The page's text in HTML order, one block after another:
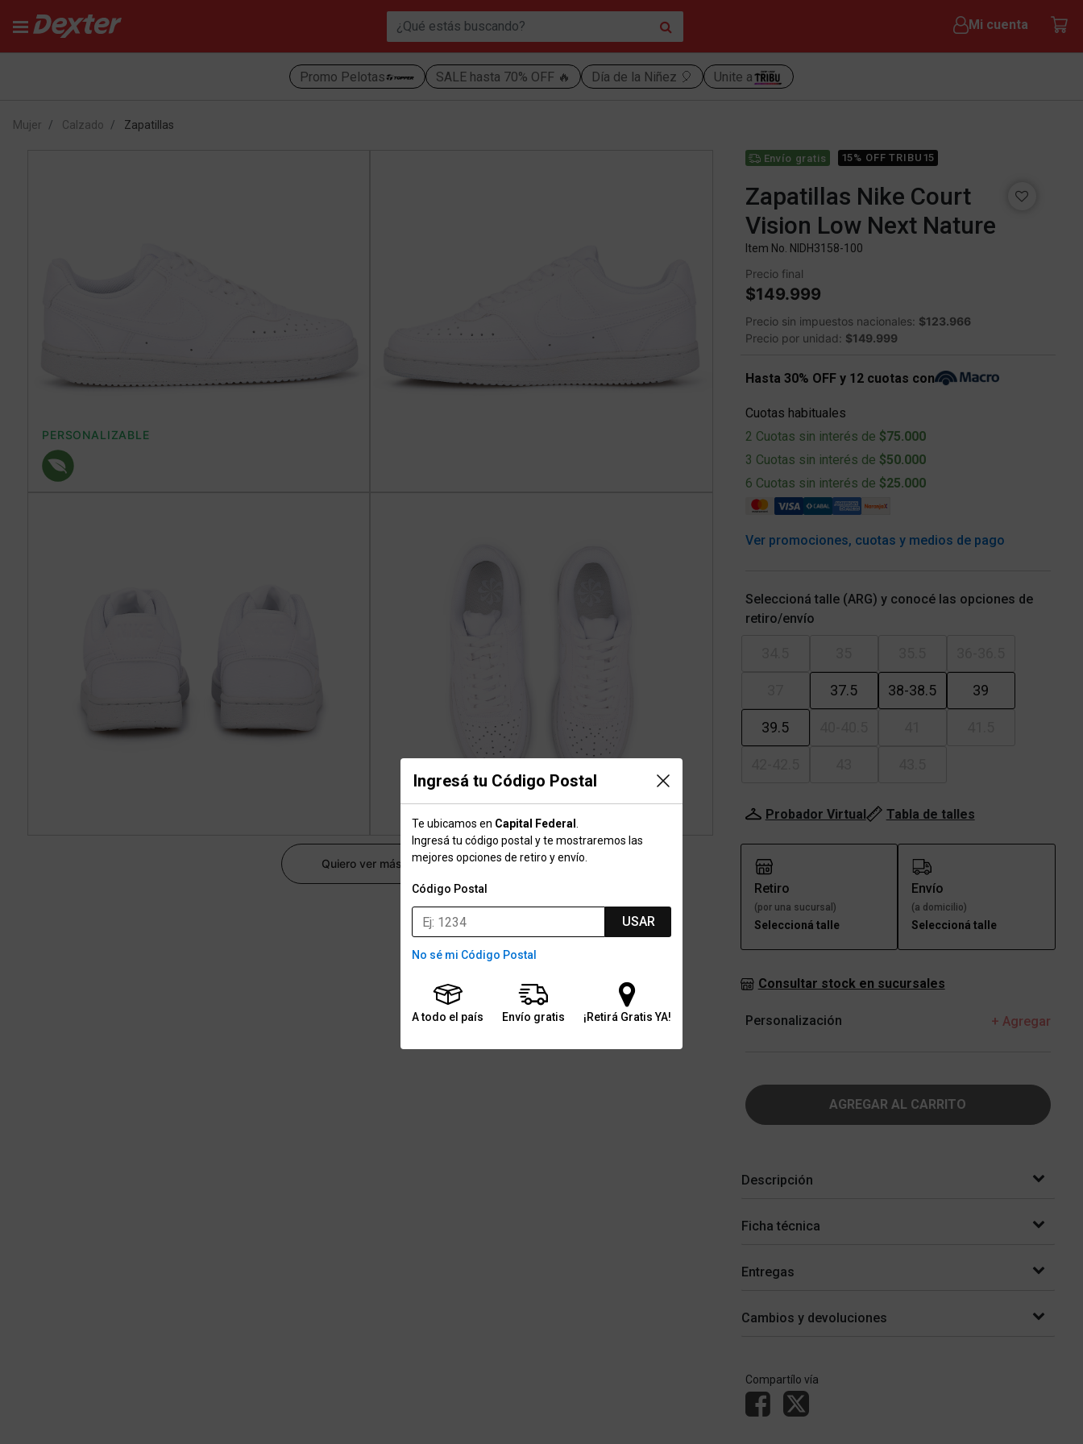
Mi cuenta
Promo Pelotas SALE hasta 70% OFF 🔥 Día de la Niñez 🎈 Unite a
Ingresá tu Código Postal
Te ubicamos en Capital Federal
Ingresá tu código postal y te mostraremos las
mejores opciones de retiro y envío.
Código Postal
USAR
No sé mi Código Postal
A todo el país Envío gratis ¡Retirá Gratis YA!
Mujer Calzado Zapatillas
PERSONALIZABLE
Quiero ver más
Envío gratis 15% OFF TRIBU15
Zapatillas Nike Court
Vision Low Next Nature
Item No. NIDH3158-100
Precio final
$149.999
Precio sin impuestos nacionales: $123.966
Precio por unidad: $149.999
Hasta 30% OFF y 12 cuotas con
Cuotas habituales
2 Cuotas sin interés de $75.000
3 Cuotas sin interés de $50.000
6 Cuotas sin interés de $25.000
Ver promociones, cuotas y medios de pago
Seleccioná talle (ARG) y conocé las opciones de
retiro/envío
37.5 38-38.5 39
39.5
Probador Virtual Tabla de talles
Retiro
(por una sucursal)
Seleccioná talle
Envío
(a domicilio)
Seleccioná talle
Consultar stock en sucursales
Personalización + Agregar
AGREGAR AL CARRITO
Descripción
Ficha técnica
Entregas
Cambios y devoluciones
Compartílo vía